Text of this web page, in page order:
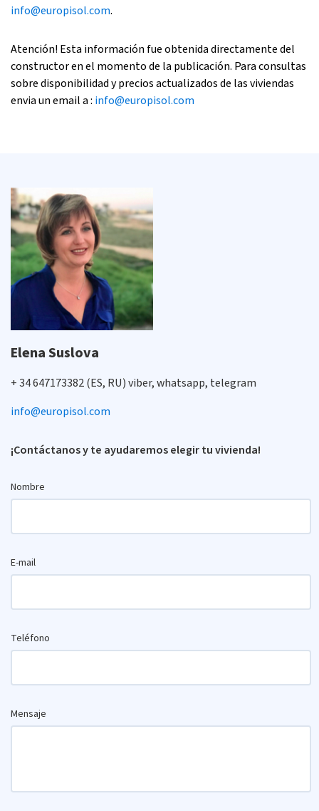
info@europisol.com.
Atención! Esta información fue obtenida directamente del
constructor en el momento de la publicación. Para consultas
sobre disponibilidad y precios actualizados de las viviendas
envia un email a : info@europisol.com
Elena Suslova
+ 34 647173382 (ES, RU) viber, whatsapp, telegram
info@europisol.com
¡Contáctanos y te ayudaremos elegir tu vivienda!
Nombre
E-mail
Teléfono
Mensaje